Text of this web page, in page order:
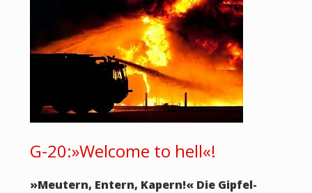
G-20:»Welcome to hell«!
»Meutern, Entern, Kapern!« Die Gipfel-